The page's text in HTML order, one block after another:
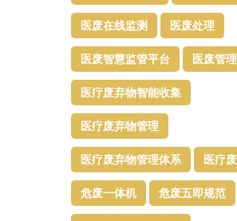
医废在线监测 医废处理
医废智慧监管平台​ 医废管理
医疗废弃物智能收集
医疗废弃物管理​
医疗废弃物管理体系 医疗
危废一体机 危废五即规范